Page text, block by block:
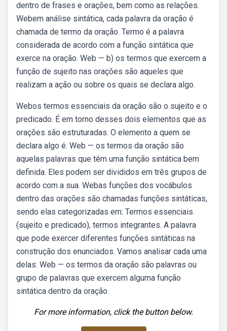
dentro de frases e orações, bem como as relações.
Webem análise sintática, cada palavra da oração é
chamada de termo da oração. Termo é a palavra
considerada de acordo com a função sintática que
exerce na oração. Web — b) os termos que exercem a
função de sujeito nas orações são aqueles que
realizam a ação ou sobre os quais se declara algo.
Webos termos essenciais da oração são o sujeito e o
predicado. É em torno desses dois elementos que as
orações são estruturadas. O elemento a quem se
declara algo é. Web — os termos da oração são
aquelas palavras que têm uma função sintática bem
definida. Eles podem ser divididos em três grupos de
acordo com a sua. Webas funções dos vocábulos
dentro das orações são chamadas funções sintáticas,
sendo elas categorizadas em: Termos essenciais
(sujeito e predicado), termos integrantes. A palavra
que pode exercer diferentes funções sintáticas na
construção dos enunciados. Vamos analisar cada uma
delas: Web — os termos da oração são palavras ou
grupo de palavras que exercem alguma função
sintática dentro da oração.
For more information, click the button below.